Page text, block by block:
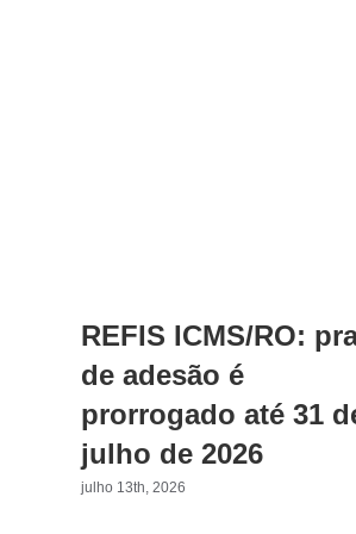
REFIS ICMS/RO:
de adesão é
prorrogado até 31
julho de 2026
julho 13th, 2026